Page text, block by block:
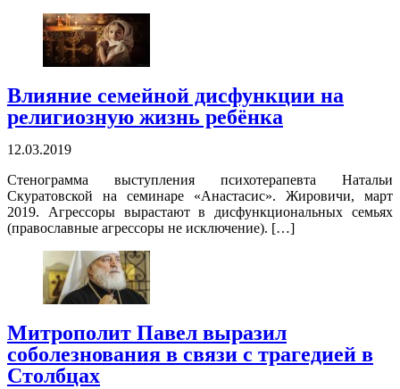
Влияние семейной дисфункции на
религиозную жизнь ребёнка
12.03.2019
Стенограмма выступления психотерапевта Натальи
Скуратовской на семинаре «Анастасис». Жировичи, март
2019. Агрессоры вырастают в дисфункциональных семьях
(православные агрессоры не исключение). […]
Митрополит Павел выразил
соболезнования в связи с трагедией в
Столбцах